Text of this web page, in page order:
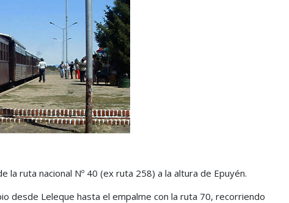
la ruta nacional Nº 40 (ex ruta 258) a la altura de Epuyén.
desde Leleque hasta el empalme con la ruta 70, recorriendo